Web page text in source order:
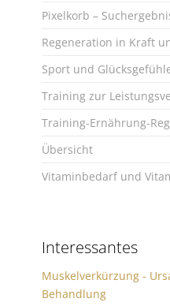
Pixelkorb –
Regeneration in Kraft
Sport und
Training zur
Training-Ernährung-
Übersicht
Vitaminbedarf und
Interessantes
Muskelverkürzung -
Behandlung